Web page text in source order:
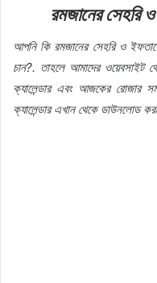
রমজানের
আপনি কি রমজানের সেহরি ও
চান?. তাহলে আমাদের ওয়েবসাইট
ক্যালেন্ডার এবং আজকের রোজার
ক্যালেন্ডার এখান থেকে ডাউনলোড